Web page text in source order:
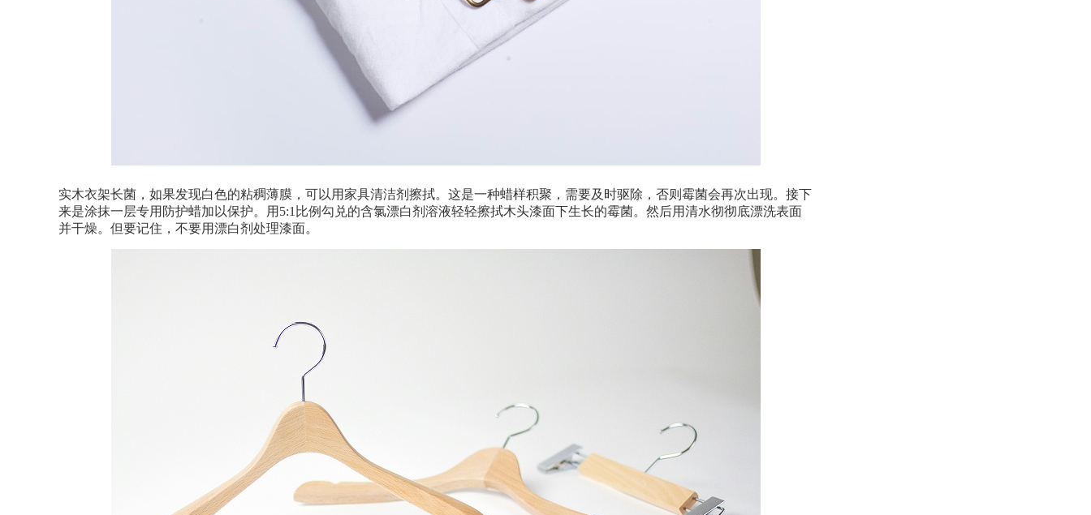
实木衣架长菌，如果发现白色的粘稠薄膜，可以用家具清洁剂擦拭。这是一种蜡样积聚，需要及时驱除，否则霉菌会再次出现。接下
来是涂抹一层专用防护蜡加以保护。用 5:1 比例勾兑的含氯漂白剂溶液轻轻擦拭木头漆面下生长的霉菌。然后用清水彻彻底漂洗表面
并干燥。但要记住，不要用漂白剂处理漆面。